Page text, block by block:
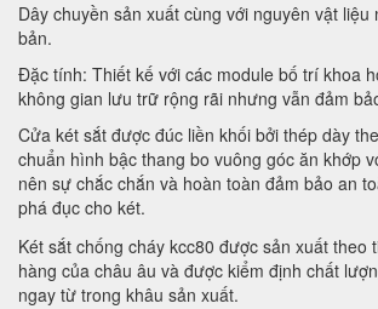
Dây chuyền sản xuất cùng với nguyên vật
bản.
Đặc tính: Thiết kế với các module bố trí khoa
không gian lưu trữ rộng rãi nhưng vẫn đảm
Cửa két sắt được đúc liền khối bởi thép dày
chuẩn hình bậc thang bo vuông góc ăn khớp
nên sự chắc chắn và hoàn toàn đảm bảo an
phá đục cho két.
Két sắt chống cháy kcc80 được sản xuất theo
hàng của châu âu và được kiểm định chất
ngay từ trong khâu sản xuất.